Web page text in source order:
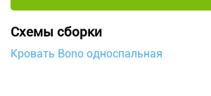
Схемы сборки
Кровать Bono односпальная